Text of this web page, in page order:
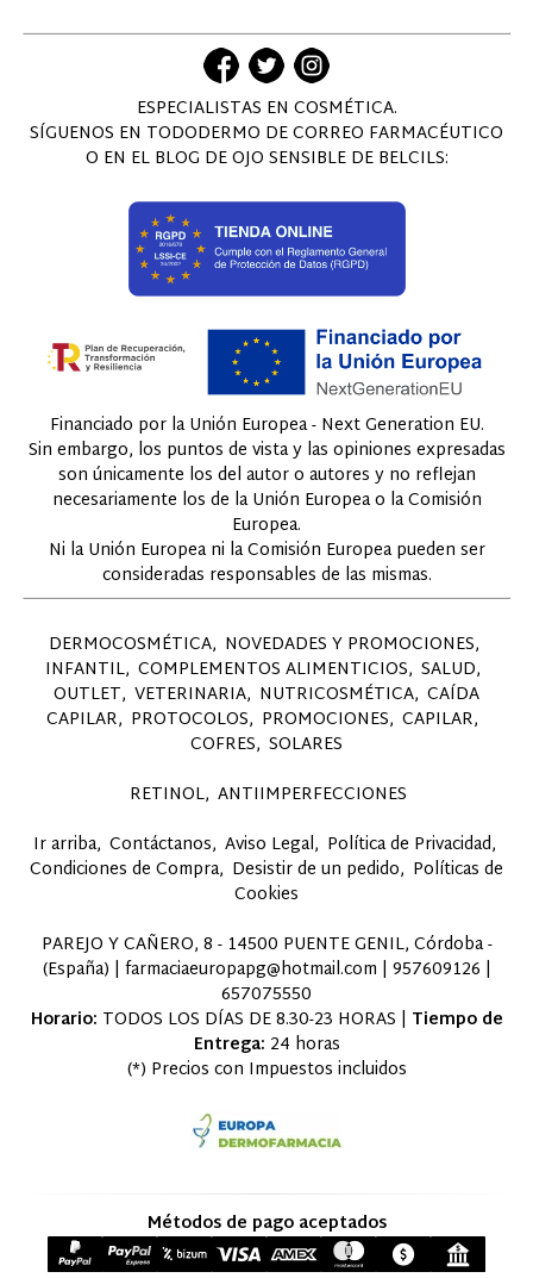
ESPECIALISTAS EN COSMÉTICA.
SÍGUENOS EN TODODERMO DE CORREO FARMACÉUTICO
O EN EL BLOG DE OJO SENSIBLE DE BELCILS:
Financiado por la Unión Europea - Next Generation EU.
Sin embargo, los puntos de vista y las opiniones expresadas
son únicamente los del autor o autores y no reflejan
necesariamente los de la Unión Europea o la Comisión
Europea.
Ni la Unión Europea ni la Comisión Europea pueden ser
consideradas responsables de las mismas.
DERMOCOSMÉTICA NOVEDADES Y PROMOCIONES
INFANTIL COMPLEMENTOS ALIMENTICIOS SALUD
OUTLET VETERINARIA NUTRICOSMÉTICA CAÍDA
CAPILAR PROTOCOLOS PROMOCIONES CAPILAR
COFRES SOLARES
RETINOL ANTIIMPERFECCIONES
Ir arriba Contáctanos Aviso Legal Política de Privacidad
Condiciones de Compra Desistir de un pedido Políticas de
Cookies
PAREJO Y CAÑERO, 8 - 14500 PUENTE GENIL, Córdoba -
(España) | farmaciaeuropapg@hotmail.com | 957609126 |
657075550
Horario: TODOS LOS DÍAS DE 8.30-23 HORAS | Tiempo de
Entrega: 24 horas
(*) Precios con Impuestos incluidos
Métodos de pago aceptados